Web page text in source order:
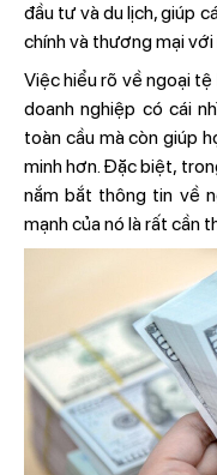
đầu tư và du lịch, giúp
chính và thương mại với
Việc hiểu rõ về ngoại
doanh nghiệp có cái
toàn cầu mà còn giúp
minh hơn. Đặc biệt,
nắm bắt thông tin về
mạnh của nó là rất cần